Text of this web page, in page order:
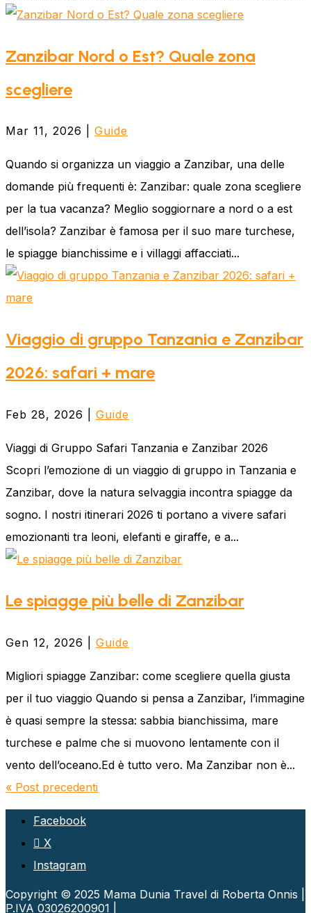
Zanzibar Nord o Est? Quale zona
scegliere
Mar 11, 2026 Guide
Quando si organizza un viaggio a Zanzibar, una delle
domande più frequenti è: Zanzibar: quale zona scegliere
per la tua vacanza? Meglio soggiornare a nord o a est
dell’isola? Zanzibar è famosa per il suo mare turchese,
le spiagge bianchissime e i villaggi affacciati...
Viaggio di gruppo Tanzania e Zanzibar
2026: safari + mare
Feb 28, 2026 Guide
Viaggi di Gruppo Safari Tanzania e Zanzibar 2026
Scopri l’emozione di un viaggio di gruppo in Tanzania e
Zanzibar, dove la natura selvaggia incontra spiagge da
sogno. I nostri itinerari 2026 ti portano a vivere safari
emozionanti tra leoni, elefanti e giraffe, e a...
Le spiagge più belle di Zanzibar
Gen 12, 2026 Guide
Migliori spiagge Zanzibar: come scegliere quella giusta
per il tuo viaggio Quando si pensa a Zanzibar, l’immagine
è quasi sempre la stessa: sabbia bianchissima, mare
turchese e palme che si muovono lentamente con il
vento dell’oceano.Ed è tutto vero. Ma Zanzibar non è...
« Post precedenti
Facebook
X
Instagram
Copyright © 2025 Mama Dunia Travel di Roberta Onnis |
P.IVA 03026200901 |